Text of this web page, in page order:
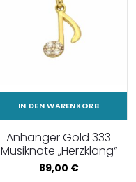
IN DEN WARENKORB
Anhänger Gold 333
Musiknote „Herzklang“
89,00 €